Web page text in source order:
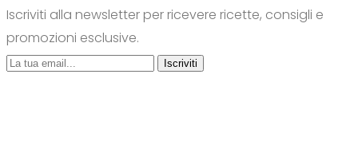
Iscriviti alla newsletter per ricevere ricette, consigli e
promozioni esclusive.
Iscriviti